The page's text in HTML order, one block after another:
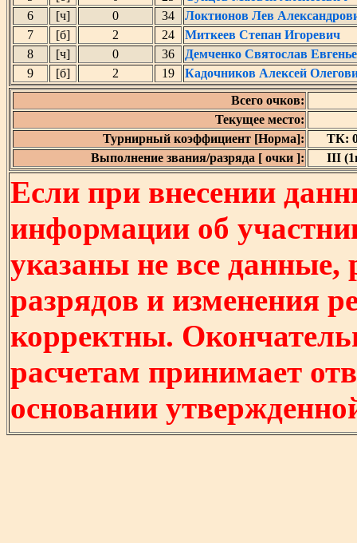
6
[ч] 0 34
Локтионов Лев
7
[б] 2 24
Миткеев Степан Игоревич
8
[ч] 0 36
Демченко Святослав
9
[б] 2 19
Кадочников Алексей
Всего очков:
Текущее место:
Турнирный коэффициент [Норма]:
ТК:
Выполнение звания/разряда [ очки ]:
III
Если при внесении
информации об
указаны не все
разрядов и изменения
корректны.
расчетам принимает
основании